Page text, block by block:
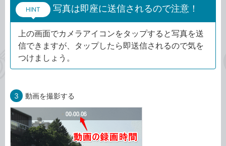
HINT 写真は即座に送信されるので注意！
上の画面でカメラアイコンをタップすると写真を送
信できますが、タップしたら即送信されるので気を
つけましょう。
3 動画を撮影する